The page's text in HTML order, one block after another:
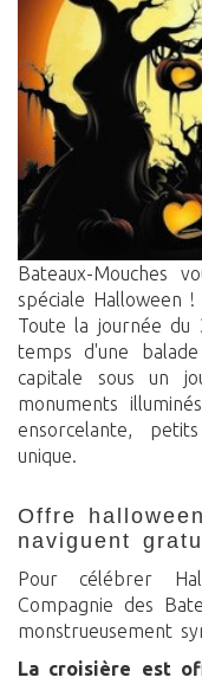
Bateaux-Mouches
spéciale Halloween !
Toute la journée
temps d'une
capitale sous un
monuments
ensorcelante,
unique.
offre halloween : les enfants déguisés
naviguent
Pour célébrer
Compagnie des
monstrueusement
La croisière est